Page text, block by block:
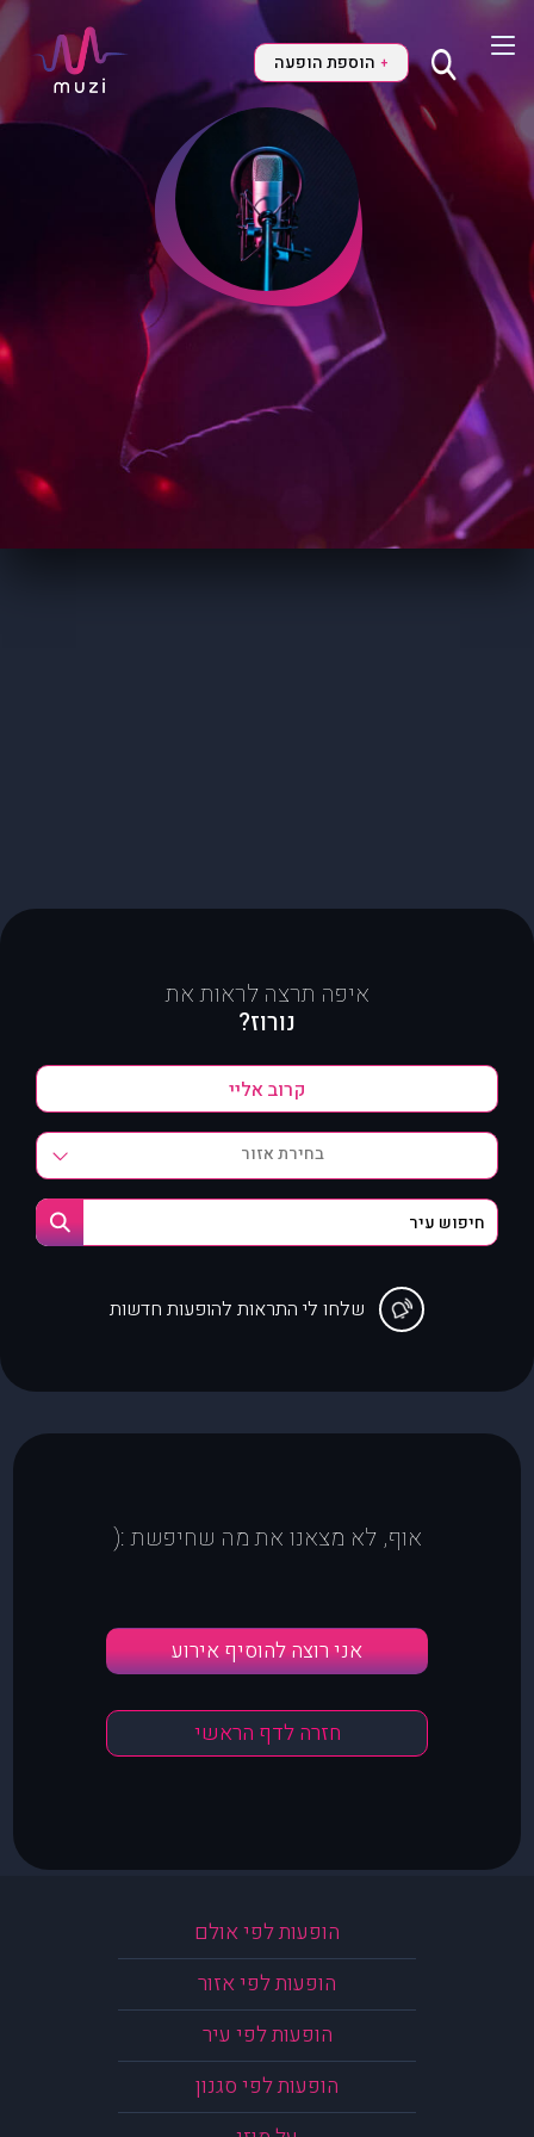
+ הוספת הופעה
איפה תרצה לראות את
נורוז?
בחירת אזור
שלחו לי התראות להופעות חדשות
אוף, לא מצאנו את מה שחיפשת :(
אני רוצה להוסיף אירוע
חזרה לדף הראשי
הופעות לפי אולם
הופעות לפי אזור
הופעות לפי עיר
הופעות לפי סגנון